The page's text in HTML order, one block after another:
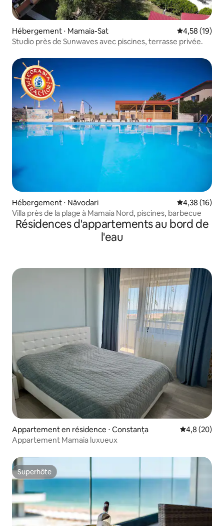
Hébergement ⋅ Mamaia-Sat Évaluation
4,58 (19)
Studio près de Sunwaves avec piscines, terrasse privée.
Hébergement ⋅ Năvodari Évaluation
4,38 (16)
Villa près de la plage à Mamaia Nord, piscines, barbecue
Résidences d'appartements au bord de
l'eau
Appartement en résidence ⋅ Constanța Évaluation
4,8 (20)
Appartement Mamaia luxueux
Superhôte
Superhôte